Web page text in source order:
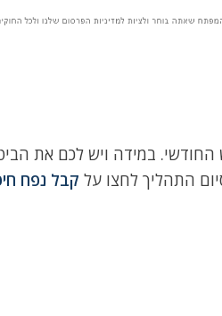
במידה ויש לכם את
התהליך לחצו על קבל נפח